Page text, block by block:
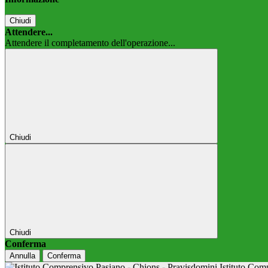
Chiudi
Attendere...
Attendere il completamento dell'operazione...
Chiudi
Chiudi
Conferma
Annulla Conferma